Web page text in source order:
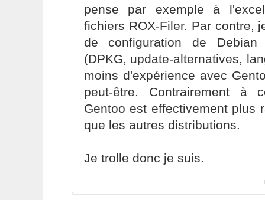
pense par exemple à
fichiers ROX-Filer. Par contre,
de configuration de
(DPKG, update-alternatives,
moins d'expérience avec
peut-être. Contrairement à
Gentoo est effectivement plus
que les autres distributions.
Je trolle donc je suis.